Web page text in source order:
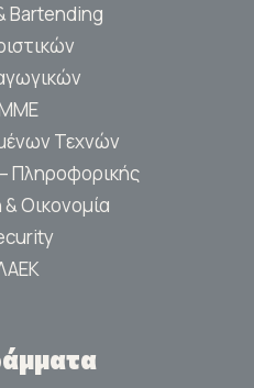
Bartending
Τεχνών
Πληροφορικής
& Οικονομία